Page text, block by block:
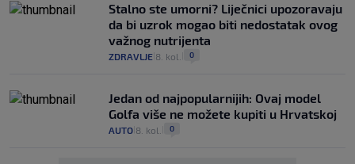
Stalno ste umorni? Liječnici upozoravaju
da bi uzrok mogao biti nedostatak ovog
važnog nutrijenta
ZDRAVLJE 8. kol. 0
Jedan od najpopularnijih: Ovaj model
Golfa više ne možete kupiti u Hrvatskoj
AUTO 8. kol. 0